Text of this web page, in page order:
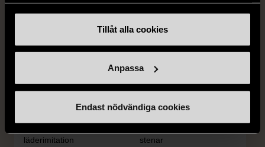
Tillåt alla cookies
Anpassa
Endast nödvändiga cookies
Dobber - Beige byxor
med resårmidja
läderimitation
KumKum Ring i
sterlingsilver med svarta
stenar